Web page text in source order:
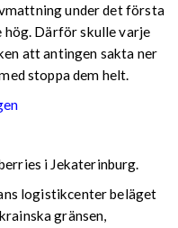
under det första
Därför skulle varje
att antingen sakta ner
stoppa dem helt.
i Jekaterinburg.
logistikcenter beläget
gränsen,